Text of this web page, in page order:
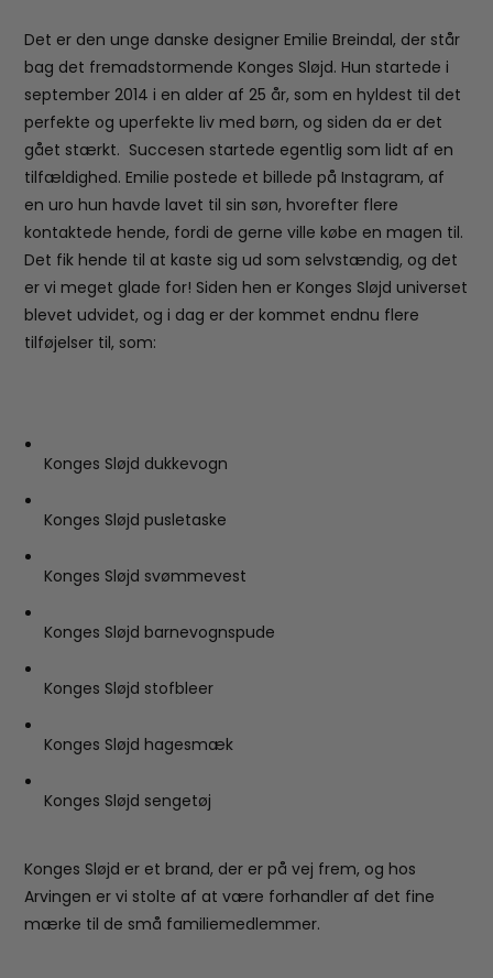
Det er den unge danske designer Emilie Breindal, der står
bag det fremadstormende Konges Sløjd. Hun startede i
september 2014 i en alder af 25 år, som en hyldest til det
perfekte og uperfekte liv med børn, og siden da er det
gået stærkt. Succesen startede egentlig som lidt af en
tilfældighed. Emilie postede et billede på Instagram, af
en uro hun havde lavet til sin søn, hvorefter flere
kontaktede hende, fordi de gerne ville købe en magen til.
Det fik hende til at kaste sig ud som selvstændig, og det
er vi meget glade for! Siden hen er Konges Sløjd universet
blevet udvidet, og i dag er der kommet endnu flere
tilføjelser til, som:
Konges Sløjd dukkevogn
Konges Sløjd pusletaske
Konges Sløjd svømmevest
Konges Sløjd barnevognspude
Konges Sløjd stofbleer
Konges Sløjd hagesmæk
Konges Sløjd sengetøj
Konges Sløjd er et brand, der er på vej frem, og hos
Arvingen er vi stolte af at være forhandler af det fine
mærke til de små familiemedlemmer.